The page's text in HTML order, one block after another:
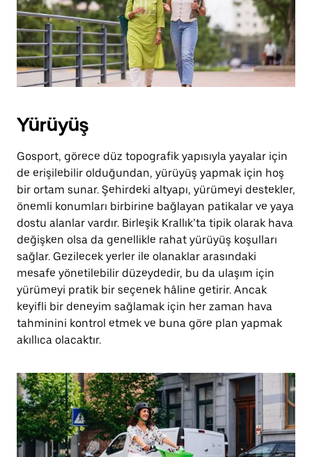
Yürüyüş
Gosport, görece düz topografik yapısıyla yayalar için
de erişilebilir olduğundan, yürüyüş yapmak için hoş
bir ortam sunar. Şehirdeki altyapı, yürümeyi destekler,
önemli konumları birbirine bağlayan patikalar ve yaya
dostu alanlar vardır. Birleşik Krallık’ta tipik olarak hava
değişken olsa da genellikle rahat yürüyüş koşulları
sağlar. Gezilecek yerler ile olanaklar arasındaki
mesafe yönetilebilir düzeydedir, bu da ulaşım için
yürümeyi pratik bir seçenek hâline getirir. Ancak
keyifli bir deneyim sağlamak için her zaman hava
tahminini kontrol etmek ve buna göre plan yapmak
akıllıca olacaktır.